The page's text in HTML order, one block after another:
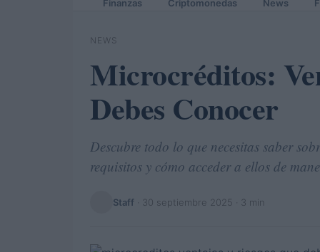
Finanzas Criptomonedas News
NEWS
Microcréditos:
Debes Conocer
Descubre todo lo que necesitas saber
requisitos y cómo acceder a ellos de
Staff 30 septiembre 2025 · 3 min